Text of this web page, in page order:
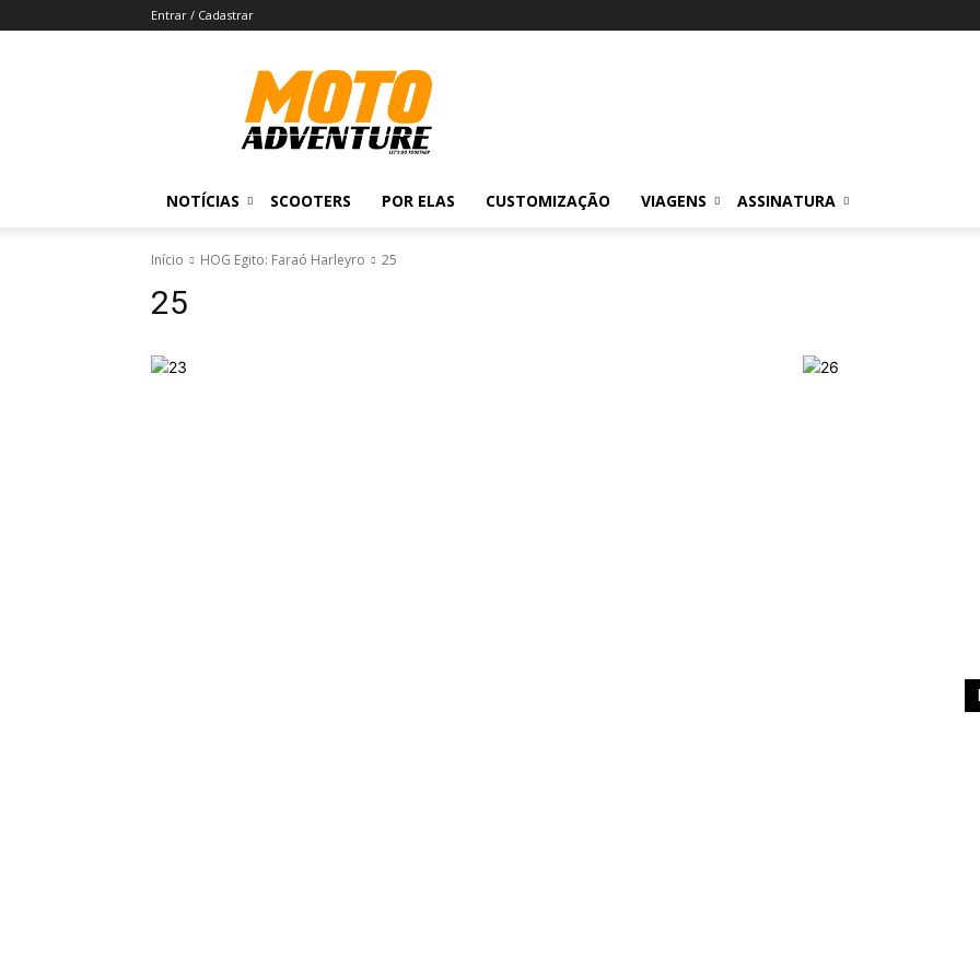
Entrar / Cadastrar
Revista
Moto
Adventure
NOTÍCIAS SCOOTERS POR ELAS CUSTOMIZAÇÃO VIAGENS ASSINATURA
Início HOG Egito: Faraó Harleyro 25
25